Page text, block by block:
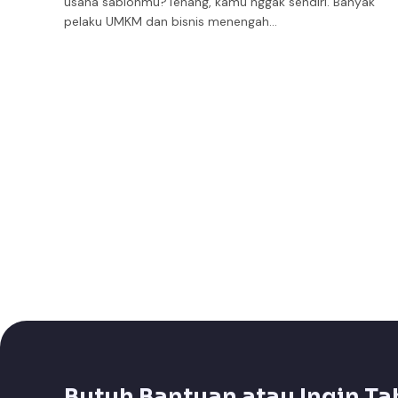
pelaku UMKM dan bisnis menengah…